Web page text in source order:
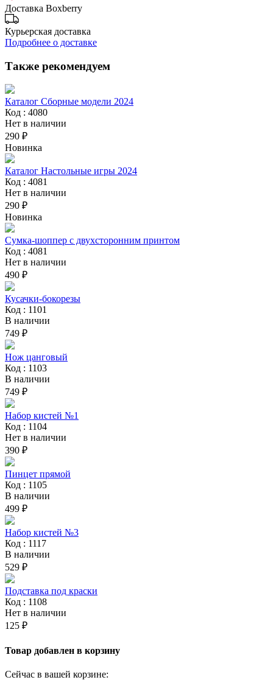
Доставка Boxberry
Курьерская доставка
Подробнее о доставке
Также рекомендуем
Каталог Сборные модели 2024
Код : 4080
Нет в наличии
290 ₽
Новинка
Каталог Настольные игры 2024
Код : 4081
Нет в наличии
290 ₽
Новинка
Сумка-шоппер с двухсторонним принтом
Код : 4081
Нет в наличии
490 ₽
Кусачки-бокорезы
Код : 1101
В наличии
749 ₽
Нож цанговый
Код : 1103
В наличии
749 ₽
Набор кистей №1
Код : 1104
Нет в наличии
390 ₽
Пинцет прямой
Код : 1105
В наличии
499 ₽
Набор кистей №3
Код : 1117
В наличии
529 ₽
Подставка под краски
Код : 1108
Нет в наличии
125 ₽
Товар добавлен в корзину
Сейчас в вашей корзине: